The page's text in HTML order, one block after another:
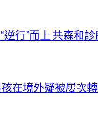
行”而上 共森和
在境外疑被屢次